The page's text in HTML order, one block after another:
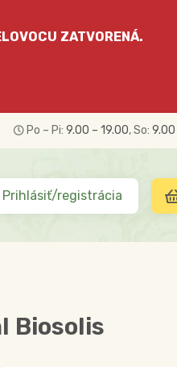
ZATVORENÁ.
Po – Pi: 9.00 – 19.00, So: 9.00
Prihlásiť/registrácia
Biosolis